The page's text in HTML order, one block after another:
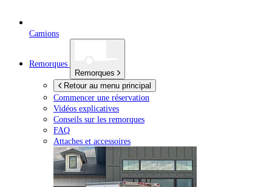
Camions
Remorques
Remorques
Retour au menu principal
Commencer une réservation
Vidéos explicatives
Conseils sur les remorques
FAQ
Attaches et accessoires